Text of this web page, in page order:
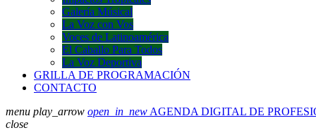
Galería Músical
La Voz con Vos
Voces de Latinoamérica
El Caballo Para Todos
La Voz Deportiva
GRILLA DE PROGRAMACIÓN
CONTACTO
menu play_arrow open_in_new AGENDA DIGITAL DE
close